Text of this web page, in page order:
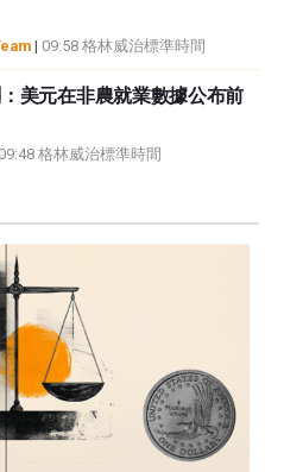
| 09:58 格林威治標準時間
美元在非農就業數據公布前
09:48 格林威治標準時間